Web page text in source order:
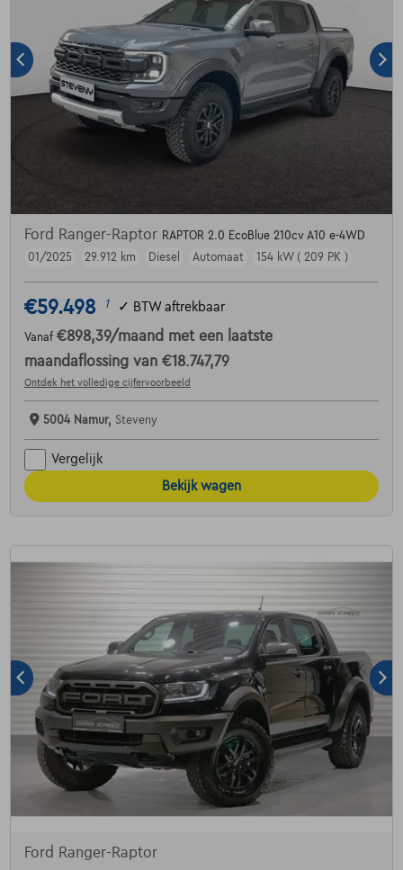
Ford Ranger-Raptor RAPTOR 2.0 EcoBlue 210cv A10 e-4WD
01/2025
29.912 km Diesel Automaat 154 kW ( 209 PK )
€59.498 1 ✓ BTW aftrekbaar
Vanaf €898,39/maand met een laatste
maandaflossing van €18.747,79
Ontdek het volledige cijfervoorbeeld
5004 Namur, Steveny
Vergelijk
Bekijk wagen
Ford Ranger-Raptor